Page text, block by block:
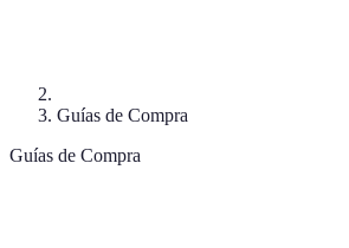
Guías de Compra
Guías de Compra